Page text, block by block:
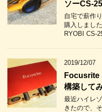
ソーCS-
自宅で薪作
購入しまし
RYOBI CS-
2019/12/07
Focusrite
構築して
最近ハイレ
きたので、